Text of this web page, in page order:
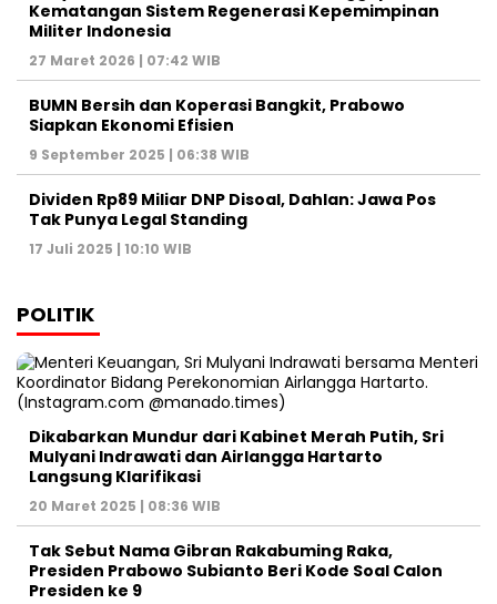
Kematangan Sistem Regenerasi Kepemimpinan
Militer Indonesia
27 Maret 2026 | 07:42 WIB
BUMN Bersih dan Koperasi Bangkit, Prabowo
Siapkan Ekonomi Efisien
9 September 2025 | 06:38 WIB
Dividen Rp89 Miliar DNP Disoal, Dahlan: Jawa Pos
Tak Punya Legal Standing
17 Juli 2025 | 10:10 WIB
POLITIK
Dikabarkan Mundur dari Kabinet Merah Putih, Sri
Mulyani Indrawati dan Airlangga Hartarto
Langsung Klarifikasi
20 Maret 2025 | 08:36 WIB
Tak Sebut Nama Gibran Rakabuming Raka,
Presiden Prabowo Subianto Beri Kode Soal Calon
Presiden ke 9